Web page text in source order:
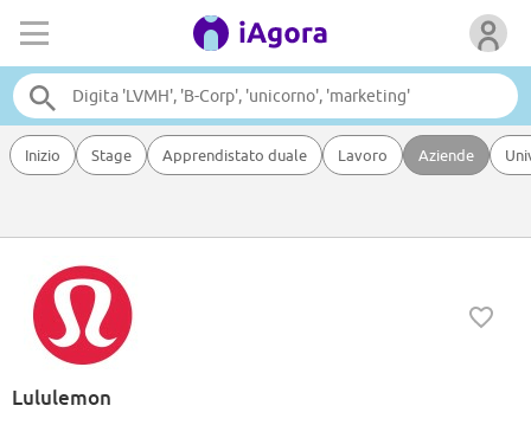
Inizio Stage Apprendistato duale Lavoro Aziende
Lululemon